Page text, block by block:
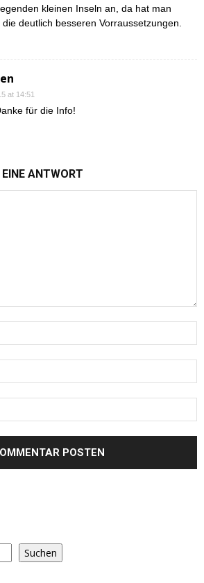
kleinen Inseln an, da hat man
die deutlich besseren Vorraussetzungen.
at 14:51
für die Info!
ANTWORT
Suchen